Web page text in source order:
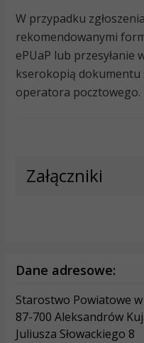
W przypadku
rekomendowanymi
ePUaP lub przesyłanie
kserokopią dokumentu
operatora pocztowego.
Załączniki
Dane adresowe:
Starostwo Powiatowe
87-700 Aleksandrów
Juliusza Słowackiego 8